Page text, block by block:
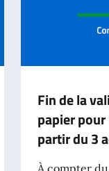
Fin de la
papier pour
partir du 3
À compter